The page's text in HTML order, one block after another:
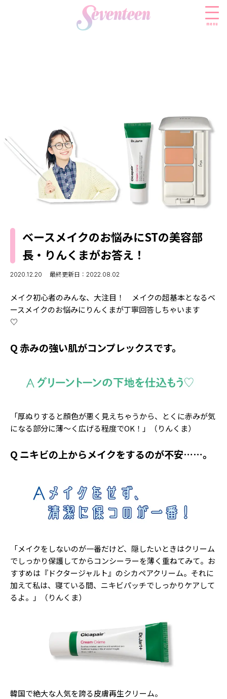
menu
モデル私服
着回し
着痩せ
ビューティニュース
トレンドメイク
ベストコスメ
ヘアアレンジ・ヘアケア
スキンケア
SCHOOL
スクールニュース
制服コーデ
学校ヘアメイク
ENTERTAINMENT
エンタメニュース
なにわ男子
LIFESTYLE
ライフスタイルニュース
モデルの購入品
おでかけ
JK TREND
MODELS
MODEL'S BLOG
TikTok
Instagram
YouTube
ゲッターズ飯田
MISS SEVENTEEN
ミスセブンティーンニュース
MAGAZINE
Seventeenについて
Follow us
ST member
ベースメイクのお悩みにSTの美容部
長・りんくまがお答え！
2020.12.20 最終更新日：2022.08.02
メイク初心者のみんな、大注目！ メイクの超基本となるベ
ースメイクのお悩みにりんくまが丁寧回答しちゃいます
♡
Q 赤みの強い肌がコンプレックスです。
「厚ぬりすると顔色が悪く見えちゃうから、とくに赤みが気
になる部分に薄〜く広げる程度でOK！」（りんくま）
Q ニキビの上からメイクをするのが不安……。
「メイクをしないのが一番だけど、隠したいときはクリーム
でしっかり保護してからコンシーラーを薄く重ねてみて。お
すすめは『ドクタージャルト』のシカペアクリーム。それに
加えて私は、寝ている間、ニキビパッチでしっかりケアして
るよ。」（りんくま）
韓国で絶大な人気を誇る皮膚再生クリーム。